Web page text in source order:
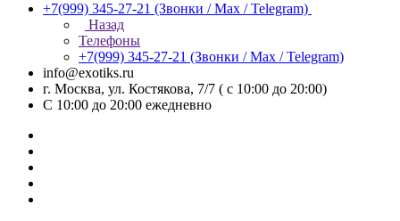
+7(999) 345-27-21 (Звонки / Max / Telegram)
Назад
Телефоны
+7(999) 345-27-21 (Звонки / Max / Telegram)
info@exotiks.ru
г. Москва, ул. Костякова, 7/7 ( с 10:00 до 20:00)
С 10:00 до 20:00 ежедневно